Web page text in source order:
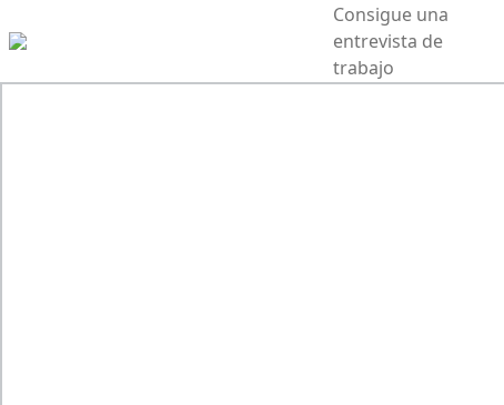
Consigue una
entrevista de
trabajo